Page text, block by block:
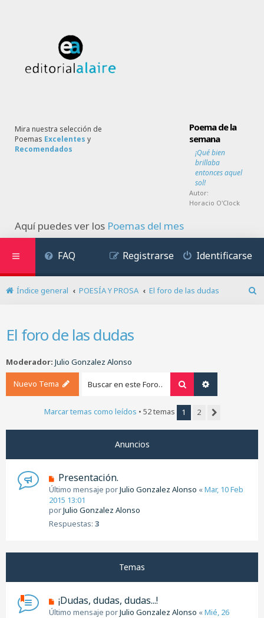
Mira nuestra selección de
Poemas Excelentes y
Recomendados
Poema de la
semana
¡Qué bien
brillaba
entonces aquel
sol!
Autor:
Horacio O'Clock
Aquí puedes ver los Poemas del mes
FAQ Identificarse
Registrarse
Índice general POESÍA Y PROSA
El foro de las dudas
El foro de las dudas
Moderador: Julio Gonzalez Alonso
Nuevo Tema Buscar
Marcar temas como leídos • 52 temas 1
2
Anuncios
Presentación.
Último mensaje porJulio Gonzalez Alonso «Mar, 10 Feb
2015 13:01
porJulio Gonzalez Alonso
Respuestas: 3
Temas
¡Dudas, dudas, dudas...!
Último mensaje porJulio Gonzalez Alonso «Mié, 26